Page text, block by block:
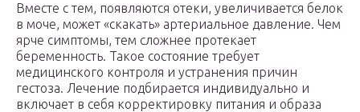
Вместе с тем, появляются отеки, увеличивается белок
в моче, может «скакать» артериальное давление. Чем
ярче симптомы, тем сложнее протекает
беременность. Такое состояние требует
медицинского контроля и устранения причин
гестоза. Лечение подбирается индивидуально и
включает в себя корректировку питания и образа